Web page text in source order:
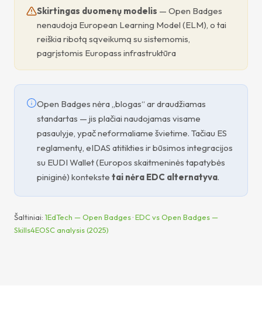
Skirtingas duomenų modelis — Open Badges
nenaudoja European Learning Model (ELM), o tai
reiškia ribotą sąveikumą su sistemomis,
pagrįstomis Europass infrastruktūra
Open Badges nėra „blogas“ ar draudžiamas
standartas — jis plačiai naudojamas visame
pasaulyje, ypač neformaliame švietime. Tačiau ES
reglamentų, eIDAS atitikties ir būsimos integracijos
su EUDI Wallet (Europos skaitmeninės tapatybės
piniginė) kontekste tai nėra EDC alternatyva.
Šaltiniai: 1EdTech — Open Badges·EDC vs Open Badges —
Skills4EOSC analysis (2025)